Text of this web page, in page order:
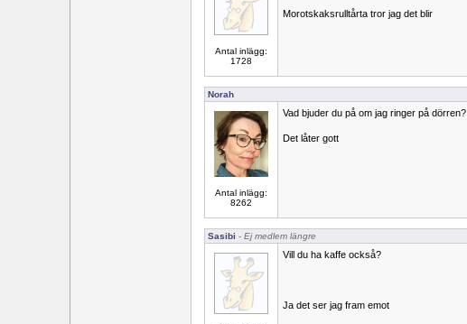
Antal inlägg:
1728
Morotskaksrulltårta tror jag det blir
Norah
Antal inlägg:
8262
Vad bjuder du på om jag ringer på dörren?
Det låter gott
Sasibi - Ej medlem längre
Vill du ha kaffe också?
Ja det ser jag fram emot